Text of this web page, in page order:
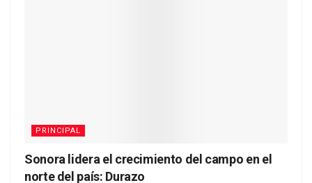
PRINCIPAL
Sonora lidera el crecimiento del campo en el
norte del país: Durazo